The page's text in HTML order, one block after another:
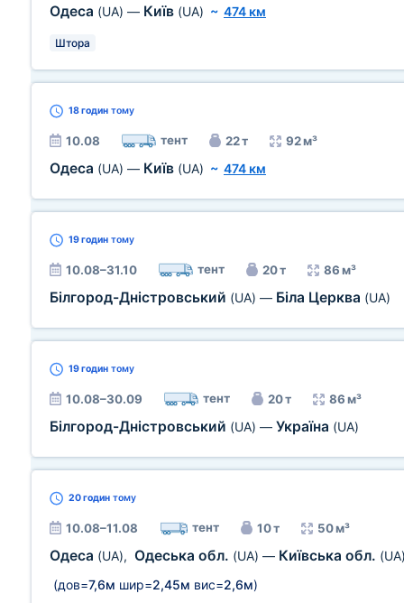
Одеса (UA) — Київ (UA) ~ 474 км
Штора
18 годин тому
10.08 тент 22 т 92 м³
Одеса (UA) — Київ (UA) ~ 474 км
19 годин тому
10.08–31.10 тент 20 т 86 м³
Білгород-Дністровський (UA) — Біла Церква (UA)
19 годин тому
10.08–30.09 тент 20 т 86 м³
Білгород-Дністровський (UA) — Україна (UA)
20 годин тому
10.08–11.08 тент 10 т 50 м³
Одеса (UA), Одеська обл. (UA) — Київська обл.
(дов=7,6м шир=2,45м вис=2,6м)